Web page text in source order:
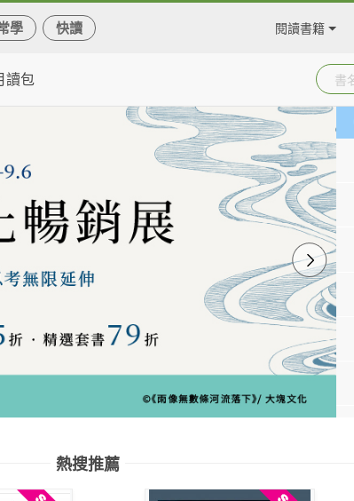
學 快讀 閱讀書籍
讀包
熱搜推薦